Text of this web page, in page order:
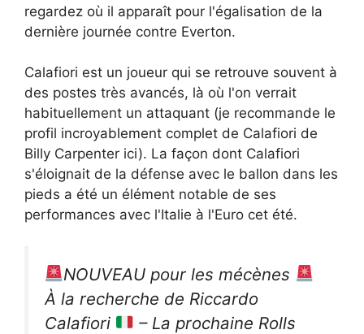
regardez où il apparaît pour l'égalisation de la
dernière journée contre Everton.
Calafiori est un joueur qui se retrouve souvent à
des postes très avancés, là où l'on verrait
habituellement un attaquant (je recommande le
profil incroyablement complet de Calafiori de
Billy Carpenter ici). La façon dont Calafiori
s'éloignait de la défense avec le ballon dans les
pieds a été un élément notable de ses
performances avec l'Italie à l'Euro cet été.
NOUVEAU pour les mécènes
À la recherche de Riccardo
Calafiori
– La prochaine Rolls